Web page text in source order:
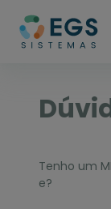
Tenho um
e?